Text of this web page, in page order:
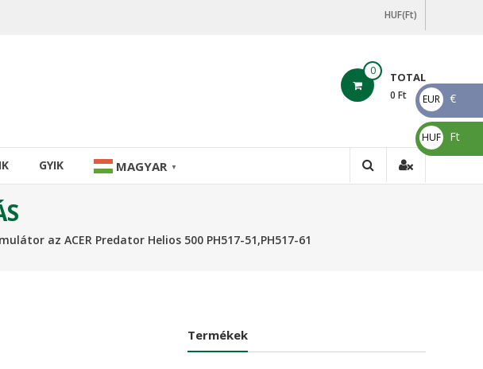
HUF(Ft)
0 TOTAL
0 Ft
GYIK MAGYAR ▼
az ACER Predator Helios 500 PH517-51,PH517-61
Termékek
EUR
€
€
HUF
Ft
Ft